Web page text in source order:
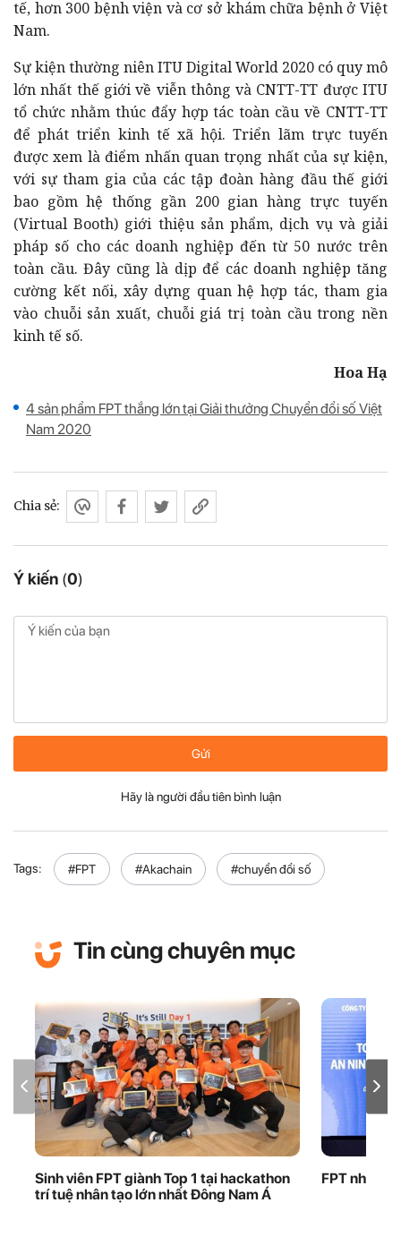
tế, hơn 300 bệnh viện và cơ sở khám chữa bệnh ở Việt
Nam.
Sự kiện thường niên ITU Digital World 2020 có quy mô
lớn nhất thế giới về viễn thông và CNTT-TT được ITU
tổ chức nhằm thúc đẩy hợp tác toàn cầu về CNTT-TT
để phát triển kinh tế xã hội. Triển lãm trực tuyến
được xem là điểm nhấn quan trọng nhất của sự kiện,
với sự tham gia của các tập đoàn hàng đầu thế giới
bao gồm hệ thống gần 200 gian hàng trực tuyến
(Virtual Booth) giới thiệu sản phẩm, dịch vụ và giải
pháp số cho các doanh nghiệp đến từ 50 nước trên
toàn cầu. Đây cũng là dịp để các doanh nghiệp tăng
cường kết nối, xây dựng quan hệ hợp tác, tham gia
vào chuỗi sản xuất, chuỗi giá trị toàn cầu trong nền
kinh tế số.
Hoa Hạ
4 sản phẩm FPT thắng lớn tại Giải thưởng Chuyển đổi số Việt
Nam 2020
Ý kiến (0)
Chia sẻ:
Gửi
Hãy là người đầu tiên bình luận
Tags: #FPT #Akachain #chuyển đổi số
Tin cùng chuyên mục
Sinh viên FPT giành Top 1 tại hackathon
trí tuệ nhân tạo lớn nhất Đông Nam Á
FPT nhận